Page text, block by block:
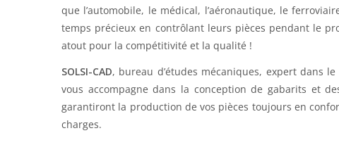
que l’automobile, le médical, l’aéronautique, le
temps précieux en contrôlant leurs pièces pendant le
atout pour la compétitivité et la qualité !
SOLSI-CAD, bureau d’études mécaniques, expert dans
vous accompagne dans la conception de gabarits et
garantiront la production de vos pièces toujours en
charges.